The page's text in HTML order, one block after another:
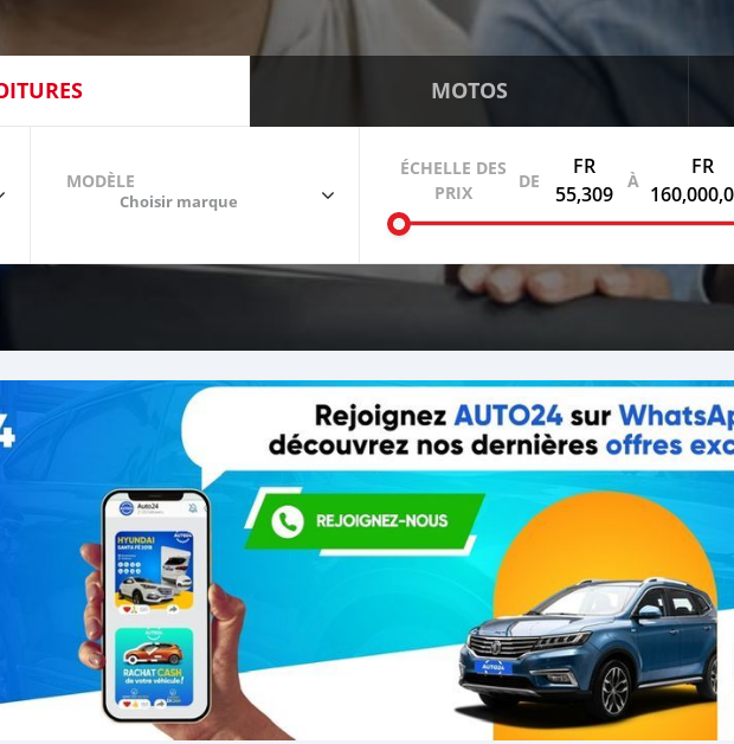
MOTOS
MODÈLE
Choisir marque
ÉCHELLE DES
PRIX
DE
FR
55,309
À
FR
Vendre votre voiture